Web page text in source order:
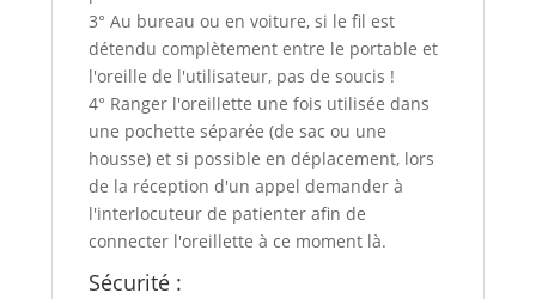
3° Au bureau ou en voiture, si le fil est
détendu complètement entre le portable et
l'oreille de l'utilisateur, pas de soucis !
4° Ranger l'oreillette une fois utilisée dans
une pochette séparée (de sac ou une
housse) et si possible en déplacement, lors
de la réception d'un appel demander à
l'interlocuteur de patienter afin de
connecter l'oreillette à ce moment là.
Sécurité :